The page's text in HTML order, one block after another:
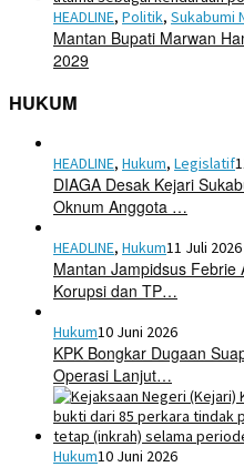
HEADLINE, Politik, Sukabumi
Mantan Bupati Marwan
2029
HUKUM
HEADLINE, Hukum, Legislatif
DIAGA Desak Kejari
Oknum Anggota …
HEADLINE, Hukum11 Juli 2026
Mantan Jampidsus Febrie
Korupsi dan TP…
Hukum10 Juni 2026
KPK Bongkar Dugaan
Operasi Lanjut…
Hukum10 Juni 2026